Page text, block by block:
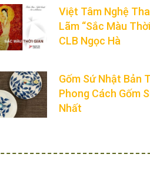
Việt Tâm Nghệ
Lãm “Sắc Màu
CLB Ngọc Hà
Gốm Sứ Nhật Bản
Phong Cách Gốm
Nhất